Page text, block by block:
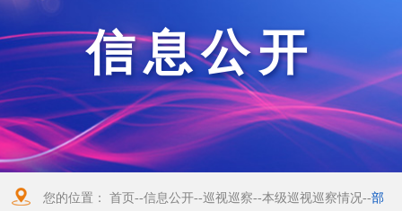
信息公开
您的位置：首页--信息公开--巡视巡察--本级巡视巡察情况--部